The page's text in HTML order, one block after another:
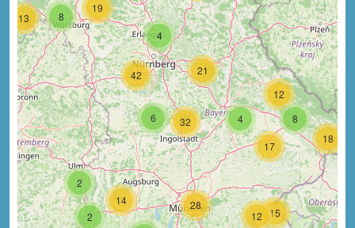
15
4
17
8
12
18
32
12
28
8
13
21
2
14
2
4
6
19
42